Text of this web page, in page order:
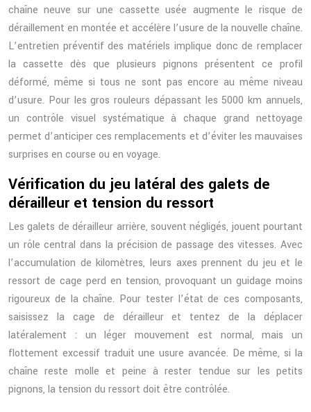
chaîne neuve sur une cassette usée augmente le risque de
déraillement en montée et accélère l’usure de la nouvelle chaîne.
L’entretien préventif des matériels implique donc de remplacer
la cassette dès que plusieurs pignons présentent ce profil
déformé, même si tous ne sont pas encore au même niveau
d’usure. Pour les gros rouleurs dépassant les 5000 km annuels,
un contrôle visuel systématique à chaque grand nettoyage
permet d’anticiper ces remplacements et d’éviter les mauvaises
surprises en course ou en voyage.
Vérification du jeu latéral des galets de
dérailleur et tension du ressort
Les galets de dérailleur arrière, souvent négligés, jouent pourtant
un rôle central dans la précision de passage des vitesses. Avec
l’accumulation de kilomètres, leurs axes prennent du jeu et le
ressort de cage perd en tension, provoquant un guidage moins
rigoureux de la chaîne. Pour tester l’état de ces composants,
saisissez la cage de dérailleur et tentez de la déplacer
latéralement : un léger mouvement est normal, mais un
flottement excessif traduit une usure avancée. De même, si la
chaîne reste molle et peine à rester tendue sur les petits
pignons, la tension du ressort doit être contrôlée.